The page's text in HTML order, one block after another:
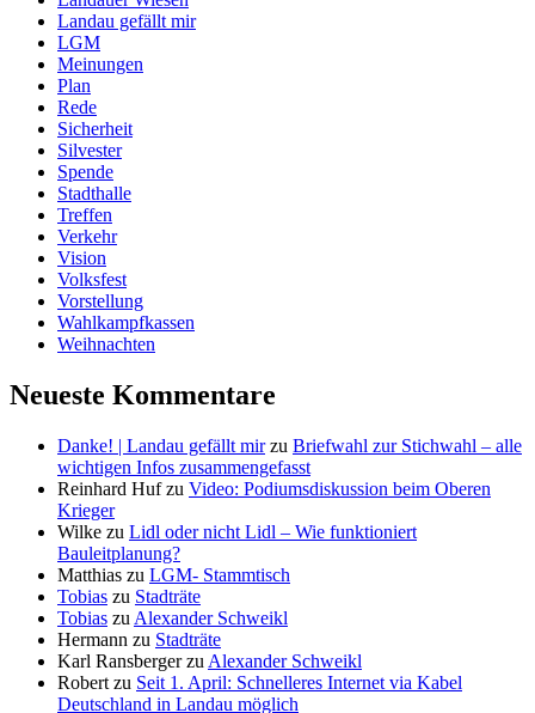
Landau gefällt mir
LGM
Meinungen
Plan
Rede
Sicherheit
Silvester
Spende
Stadthalle
Treffen
Verkehr
Vision
Volksfest
Vorstellung
Wahlkampfkassen
Weihnachten
Neueste Kommentare
Danke! | Landau gefällt mirzu Briefwahl zur Stichwahl – alle
wichtigen Infos zusammengefasst
Reinhard Hufzu Video: Podiumsdiskussion beim Oberen
Krieger
Wilke zu Lidl oder nicht Lidl – Wie funktioniert
Bauleitplanung?
Matthias zu LGM- Stammtisch
Tobias zu Stadträte
Tobias zu Alexander Schweikl
Hermann zu Stadträte
Karl Ransbergerzu Alexander Schweikl
Robert zu Seit 1. April: Schnelleres Internet via Kabel
Deutschland in Landau möglich